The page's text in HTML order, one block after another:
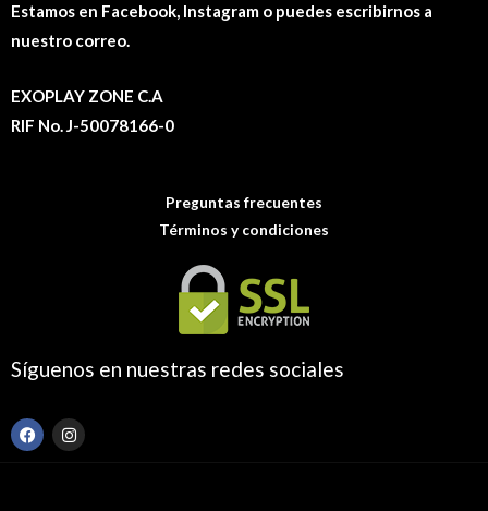
Estamos en Facebook, Instagram o puedes escribirnos a
nuestro correo.
EXOPLAY ZONE C.A
RIF No. J-50078166-0
Preguntas frecuentes
Términos y condiciones
Síguenos en nuestras redes sociales
F
a
I
n